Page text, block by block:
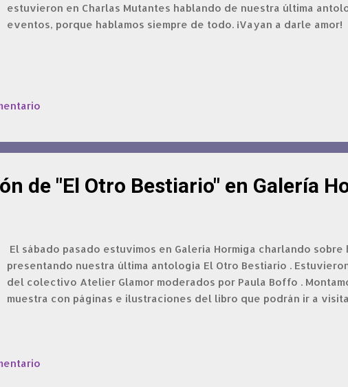
estuvieron en Charlas Mutantes hablando de nuestra última
eventos, porque hablamos siempre de todo. ¡Vayan a darle amor!
de "El Otro Bestiario" en Galería
El sábado pasado estuvimos en Galería Hormiga charlando
presentando nuestra última antología El Otro Bestiario .
del colectivo Atelier Glamor moderados por Paula Boffo .
muestra con páginas e ilustraciones del libro que podrán ir a